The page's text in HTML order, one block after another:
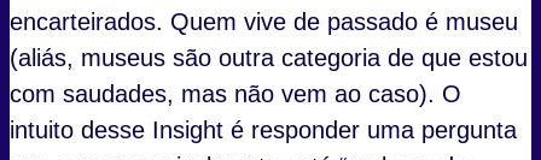
encarteirados. Quem vive de passado é museu
(aliás, museus são outra categoria de que estou
com saudades, mas não vem ao caso). O
intuito desse Insight é responder uma pergunta